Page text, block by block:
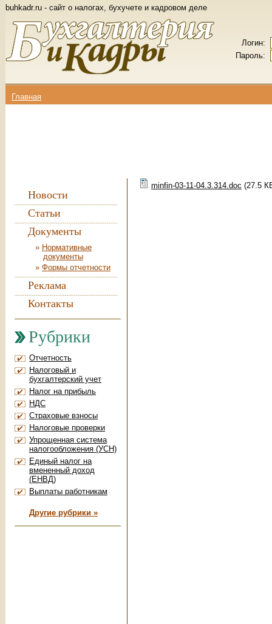
buhkadr.ru - сайт о налогах, бухучете и кадровом деле
Логин:
Пароль:
Вы здесь
Главная
Новости
Статьи
Документы
Нормативные
документы
Формы отчетности
Реклама
Контакты
Рубрики
Отчетность
Налоговый и
бухгалтерский учет
Налог на прибыль
НДС
Страховые взносы
Налоговые проверки
Упрощенная система
налогообложения (УСН)
Единый налог на
вмененный доход
(ЕНВД)
Выплаты работникам
Другие рубрики »
minfin-03-11-04.3.314.doc (27.5